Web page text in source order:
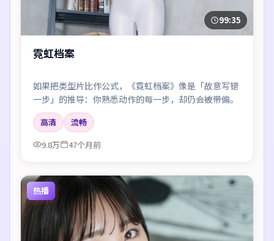
99:35
霓虹档案
如果把类型片比作公式，《霓虹档案》像是「故意写错
一步」的推导：你熟悉动作的每一步，却仍会被带偏。
高清
流畅
9.8万
47个月前
热播